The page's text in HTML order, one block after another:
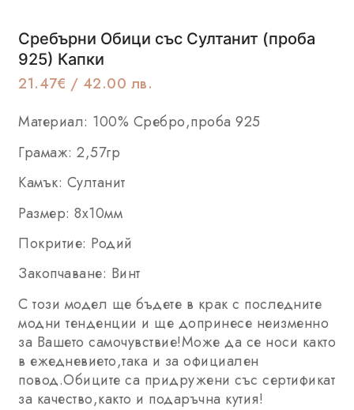
Сребърни Обици със Султанит (проба
925) Капки
21.47€ / 42.00 лв.
Материал: 100% Сребро,проба 925
Грамаж: 2,57гр
Камък: Султанит
Размер: 8х10мм
Покритие: Родий
Закопчаване: Винт
С този модел ще бъдете в крак с последните
модни тенденции и ще допринесе неизменно
за Вашето самочувствие!Може да се носи както
в ежедневието,така и за официален
повод.Обиците са придружени със сертификат
за качество,както и подаръчна кутия!